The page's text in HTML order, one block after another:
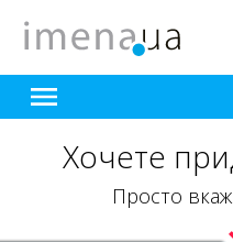
Хочете
Просто